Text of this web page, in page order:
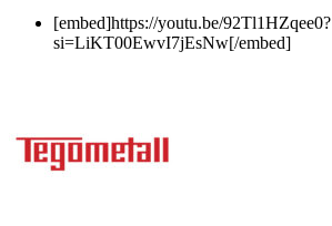
[embed]https://youtu.be/92Tl1HZqee0?
si=LiKT00EwvI7jEsNw[/embed]